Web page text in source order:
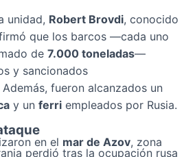
unidad, Robert Brovdi, conocido
que los barcos —cada uno
de 7.000 toneladas—
y sancionados
fueron alcanzados un
y un ferri empleados por Rusia.
en el mar de Azov, zona
perdió tras la ocupación rusa